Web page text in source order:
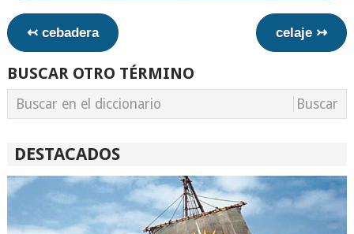
↢ cebadera celaje ↣
BUSCAR OTRO TÉRMINO
DESTACADOS